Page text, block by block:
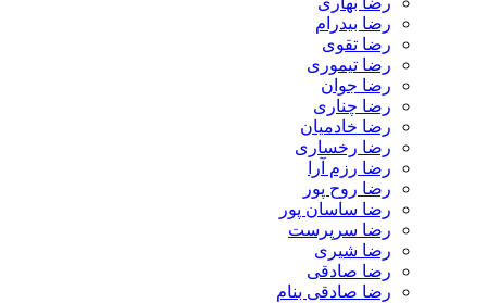
رضا بیدرام
رضا تقوی
رضا تیموری
رضا جوان
رضا چناری
رضا خادمیان
رضا رخساری
رضا رزم آرا
رضا روح پور
رضا ساسان پور
رضا سرپرست
رضا شیری
رضا صادقی
رضا صادقی بنام